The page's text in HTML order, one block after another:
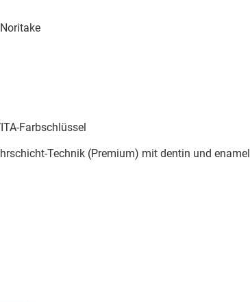
Farbschlüssel
Technik (Premium) mit dentin und enamel